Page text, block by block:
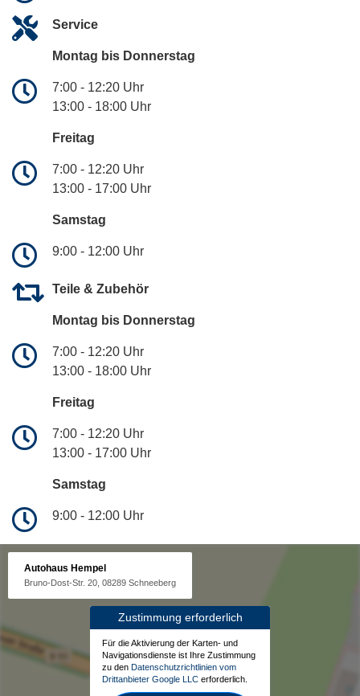
Service
Montag bis Donnerstag
7:00 - 12:20 Uhr
13:00 - 18:00 Uhr
Freitag
7:00 - 12:20 Uhr
13:00 - 17:00 Uhr
Samstag
9:00 - 12:00 Uhr
Teile & Zubehör
Montag bis Donnerstag
7:00 - 12:20 Uhr
13:00 - 18:00 Uhr
Freitag
7:00 - 12:20 Uhr
13:00 - 17:00 Uhr
Samstag
9:00 - 12:00 Uhr
Autohaus Hempel
Bruno-Dost-Str. 20, 08289 Schneeberg
Zustimmung erforderlich
Für die Aktivierung der Karten- und
Navigationsdienste ist Ihre Zustimmung
zu den Datenschutzrichtlinien vom
Drittanbieter Google LLC erforderlich.